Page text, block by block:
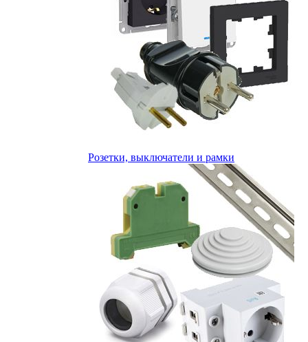
Розетки, выключатели и рамки